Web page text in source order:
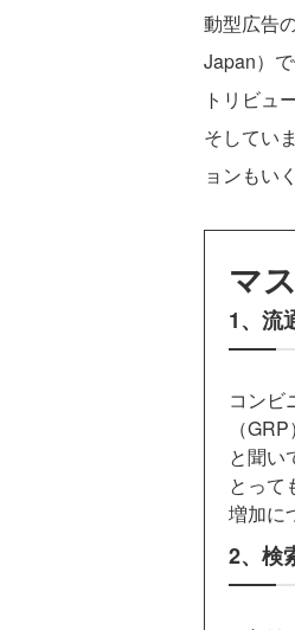
動型広告
Japan）
トリビュ
そしてい
ョンもい
マ
1、流
コンビ
（
と聞い
とって
増加に
2、検